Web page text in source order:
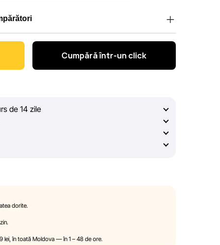
apreciem încrederea clienților noștri. În
informațiile despre produsele și serviciile
obiective și actuale. Scopul nostru este să
constant, Sportlandia nu poate garanta
afișate pe site, din cauza unor posibile erori
nu ne asumăm responsabilitatea pentru
de pe resurse externe, către care pot exista
în mod unilateral și fără notificare
și proprietățile produselor. Imaginile prezentate pe
ilustrativ. Informațiile generale despre produse
de acordare a reducerilor, cadourilor, plăților în
Cumpără într-un click
de 14 zile
dorite.
lei, în toată Moldova — în 1 – 48 de ore.